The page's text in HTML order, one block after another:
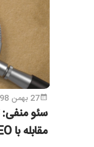
27 بهمن 1398
سئو
مقابله با Negative SEO